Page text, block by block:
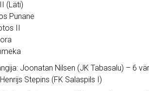
(Läti)
Punane
II
Joonatan Nilsen (JK Tabasalu) – 6
Stepins (FK Salaspils I)